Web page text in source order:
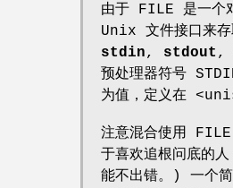
由于 FILE 是一个
Unix 文件接口来存
stdin, stdout ,
预处理器符号
为值，定义在
注意混合使用 FILE
于喜欢追根问底的
能不出错。) 一个